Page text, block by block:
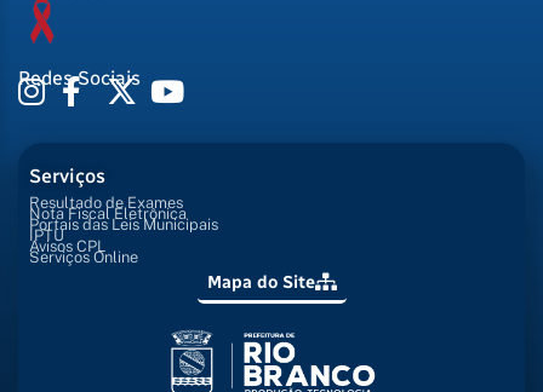
Redes Sociais
Serviços
Resultado de Exames
Nota Fiscal Eletrônica
Portais das Leis Municipais
IPTU
Avisos CPL
Serviços Online
Mapa do Site